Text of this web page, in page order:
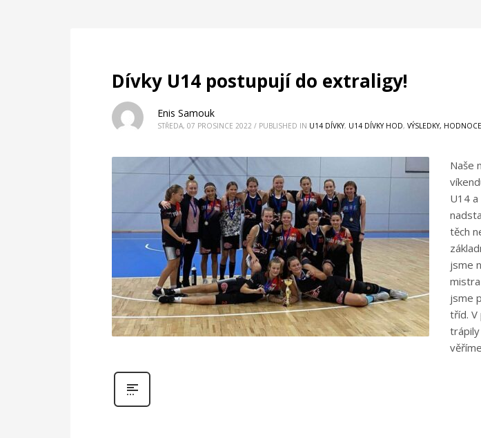
Dívky U14 postupují do extraligy!
Enis Samouk
STŘEDA, 07 PROSINCE 2022 / PUBLISHED IN U14 DÍVKY, U14 DÍVKY HOD, VÝSLEDKY,
Naše
U14
těch
jsme
jsme
tříd. V
trápily
věříme